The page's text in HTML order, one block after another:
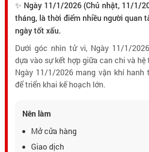
✨ Ngày 11/1/2026 (Chủ nhật, 11/1/
tháng, là thời điểm nhiều người quan
ngày tốt xấu.
Dưới góc nhìn tử vi, Ngày 11/1/
dựa vào sự kết hợp giữa can chi và hệ
Ngày 11/1/2026 mang vận khí hanh
để triển khai kế hoạch lớn.
Nên làm
Mở cửa hàng
Giao dịch